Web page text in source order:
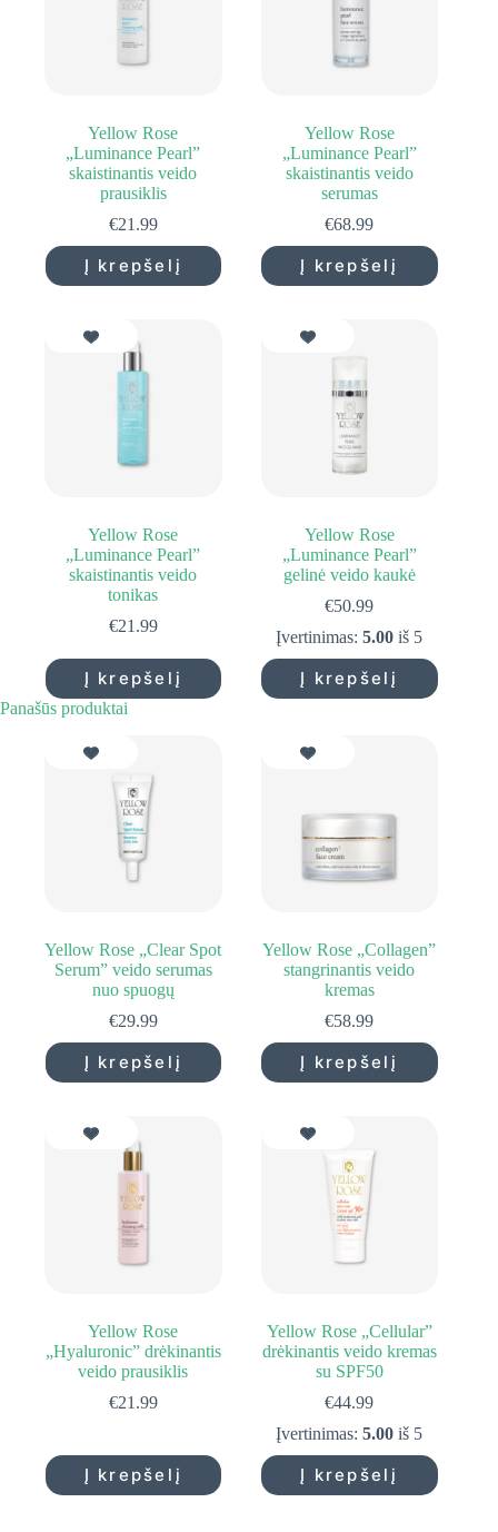
Yellow Rose
„Luminance Pearl”
skaistinantis veido
prausiklis
€21.99
Į krepšelį
Yellow Rose
„Luminance Pearl”
skaistinantis veido
serumas
€68.99
Į krepšelį
Yellow Rose
„Luminance Pearl”
skaistinantis veido
tonikas
€21.99
Į krepšelį
Yellow Rose
„Luminance Pearl”
gelinė veido kaukė
€50.99
Įvertinimas:5.00 iš 5
Į krepšelį
Panašūs produktai
Yellow Rose „Clear Spot
Serum” veido serumas
nuo spuogų
€29.99
Į krepšelį
Yellow Rose „Collagen”
stangrinantis veido
kremas
€58.99
Į krepšelį
Yellow Rose
„Hyaluronic” drėkinantis
veido prausiklis
€21.99
Į krepšelį
Yellow Rose „Cellular”
drėkinantis veido kremas
su SPF50
€44.99
Įvertinimas:5.00 iš 5
Į krepšelį